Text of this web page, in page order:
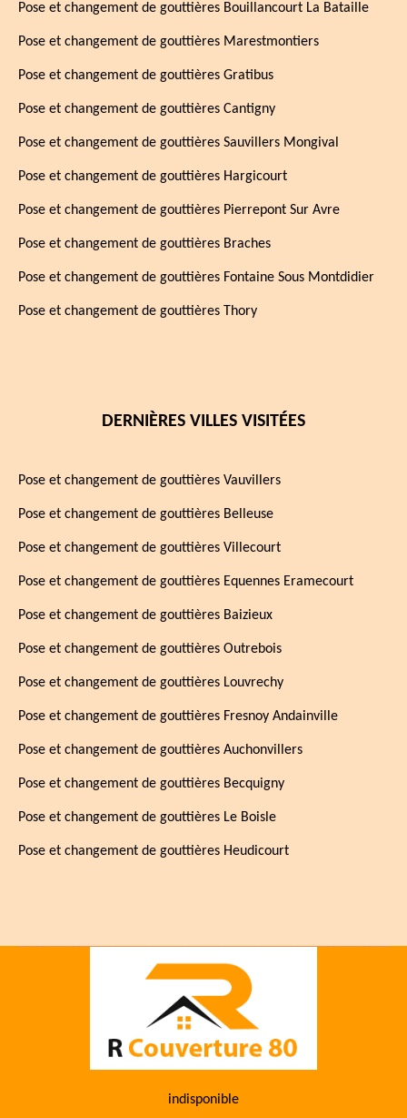
Pose et changement de gouttières Bouillancourt La Bataille
Pose et changement de gouttières Marestmontiers
Pose et changement de gouttières Gratibus
Pose et changement de gouttières Cantigny
Pose et changement de gouttières Sauvillers Mongival
Pose et changement de gouttières Hargicourt
Pose et changement de gouttières Pierrepont Sur Avre
Pose et changement de gouttières Braches
Pose et changement de gouttières Fontaine Sous Montdidier
Pose et changement de gouttières Thory
DERNIÈRES VILLES VISITÉES
Pose et changement de gouttières Vauvillers
Pose et changement de gouttières Belleuse
Pose et changement de gouttières Villecourt
Pose et changement de gouttières Equennes Eramecourt
Pose et changement de gouttières Baizieux
Pose et changement de gouttières Outrebois
Pose et changement de gouttières Louvrechy
Pose et changement de gouttières Fresnoy Andainville
Pose et changement de gouttières Auchonvillers
Pose et changement de gouttières Becquigny
Pose et changement de gouttières Le Boisle
Pose et changement de gouttières Heudicourt
indisponible